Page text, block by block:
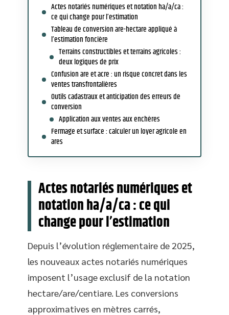
Actes notariés numériques et notation ha/a/ca :
ce qui change pour l’estimation
Tableau de conversion are-hectare appliqué à
l’estimation foncière
Terrains constructibles et terrains agricoles :
deux logiques de prix
Confusion are et acre : un risque concret dans les
ventes transfrontalières
Outils cadastraux et anticipation des erreurs de
conversion
Application aux ventes aux enchères
Fermage et surface : calculer un loyer agricole en
ares
Actes notariés numériques et
notation ha/a/ca : ce qui
change pour l’estimation
Depuis l’évolution réglementaire de 2025,
les nouveaux actes notariés numériques
imposent l’usage exclusif de la notation
hectare/are/centiare. Les conversions
approximatives en mètres carrés,